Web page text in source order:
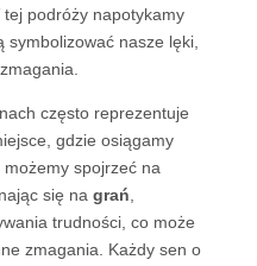
podróży napotykamy
nasze lęki,
często reprezentuje
gdzie osiągamy
spojrzeć na
się na grań
trudności, co może
zmagania. Każdy sen o